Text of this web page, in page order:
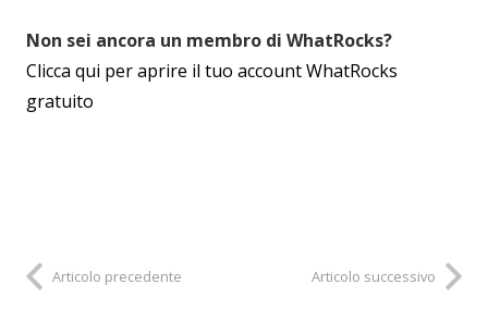
Non sei ancora un membro di WhatRocks?
Clicca qui per aprire il tuo account WhatRocks
gratuito
Articolo precedente Articolo successivo